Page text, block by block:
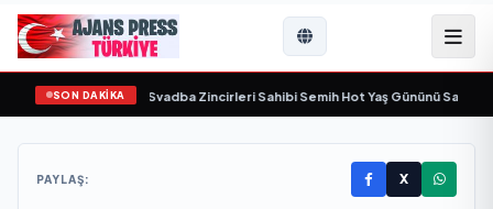
SON DAKİKA
yaşamını yitirdi• Svadba Zincirleri Sahibi Semih Hot Yaş Gününü Sanat ve
PAYLAŞ: X